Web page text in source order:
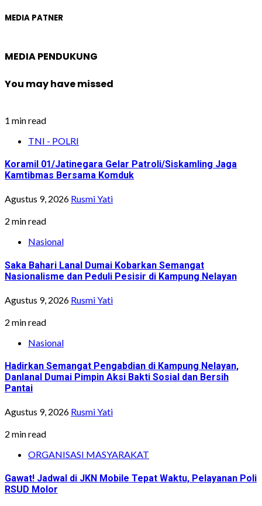
MEDIA PATNER
MEDIA PENDUKUNG
You may have missed
1 min read
TNI - POLRI
Koramil 01/Jatinegara Gelar Patroli/Siskamling Jaga
Kamtibmas Bersama Komduk
Agustus 9, 2026 Rusmi Yati
2 min read
Nasional
Saka Bahari Lanal Dumai Kobarkan Semangat
Nasionalisme dan Peduli Pesisir di Kampung Nelayan
Agustus 9, 2026 Rusmi Yati
2 min read
Nasional
Hadirkan Semangat Pengabdian di Kampung Nelayan,
Danlanal Dumai Pimpin Aksi Bakti Sosial dan Bersih
Pantai
Agustus 9, 2026 Rusmi Yati
2 min read
ORGANISASI MASYARAKAT
Gawat! Jadwal di JKN Mobile Tepat Waktu, Pelayanan Poli
RSUD Molor